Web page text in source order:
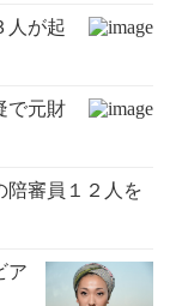
人が起
で元財
陪審員１２人を
ア